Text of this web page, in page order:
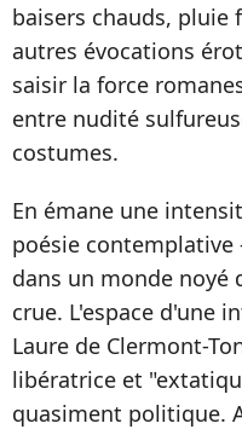
baisers chauds, pluie
autres évocations
saisir la force
entre nudité
costumes.
En émane une
poésie contemplative
dans un monde noyé
crue. L'espace d'une
Laure de Clermont-
libératrice et
quasiment politique.